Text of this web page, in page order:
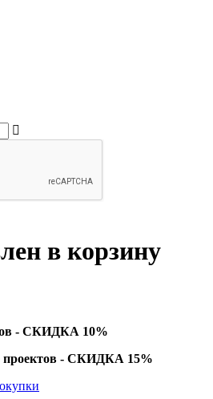
в корзину
- СКИДКА 10%
проектов - СКИДКА 15%